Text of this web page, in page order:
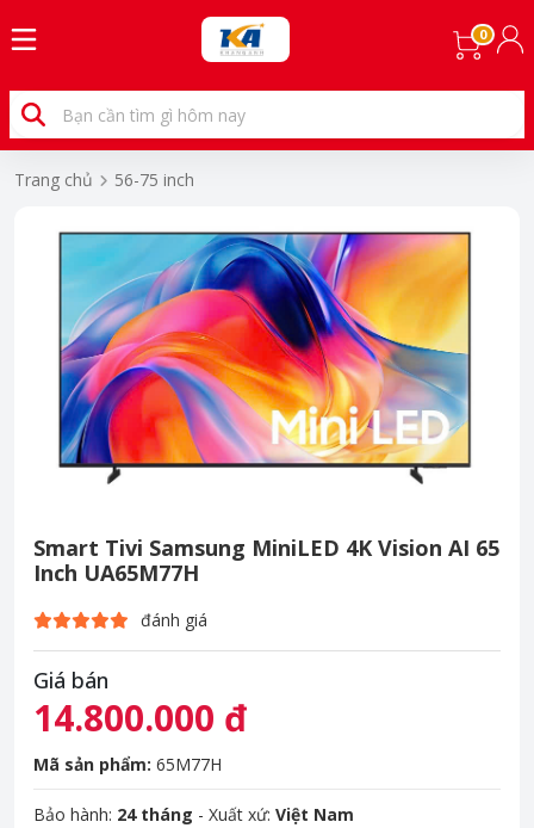
0
Trang chủ 56-75 inch
Smart Tivi Samsung MiniLED 4K Vision AI 65
Inch UA65M77H
đánh giá
Giá bán
14.800.000 đ
Mã sản phẩm: 65M77H
Bảo hành: 24 tháng - Xuất xứ: Việt Nam